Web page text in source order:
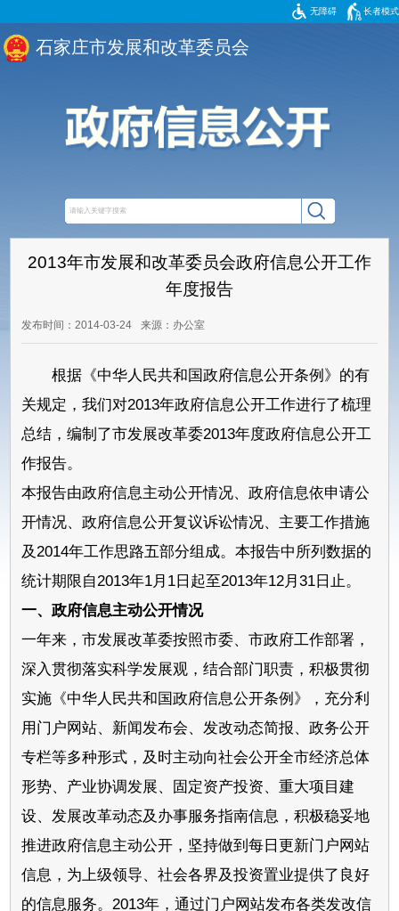
无障碍 长者模式
石家庄市发展和改革委员会
2013年市发展和改革委员会政府信息公开工作
年度报告
发布时间：2014-03-24 来源：办公室
根据《中华人民共和国政府信息公开条例》的有
关规定，我们对2013年政府信息公开工作进行了梳理
总结，编制了市发展改革委2013年度政府信息公开工
作报告。
本报告由政府信息主动公开情况、政府信息依申请公
开情况、政府信息公开复议诉讼情况、主要工作措施
及2014年工作思路五部分组成。本报告中所列数据的
统计期限自2013年1月1日起至2013年12月31日止。
一、政府信息主动公开情况
一年来，市发展改革委按照市委、市政府工作部署，
深入贯彻落实科学发展观，结合部门职责，积极贯彻
实施《中华人民共和国政府信息公开条例》，充分利
用门户网站、新闻发布会、发改动态简报、政务公开
专栏等多种形式，及时主动向社会公开全市经济总体
形势、产业协调发展、固定资产投资、重大项目建
设、发展改革动态及办事服务指南信息，积极稳妥地
推进政府信息主动公开，坚持做到每日更新门户网站
信息，为上级领导、社会各界及投资置业提供了良好
的信息服务。2013年，通过门户网站发布各类发改信